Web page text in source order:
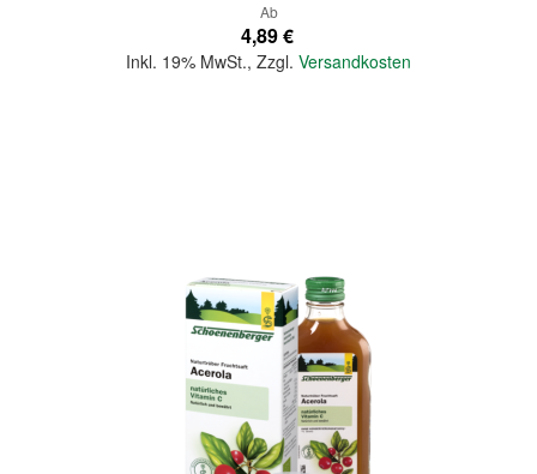
Ab
4,89 €
Inkl. 19% MwSt., Zzgl. Versandkosten